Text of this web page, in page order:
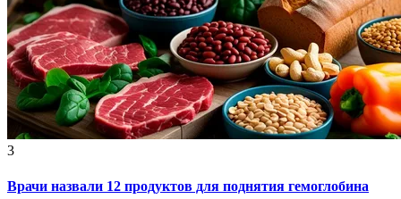
3
Врачи назвали 12 продуктов для поднятия гемоглобина